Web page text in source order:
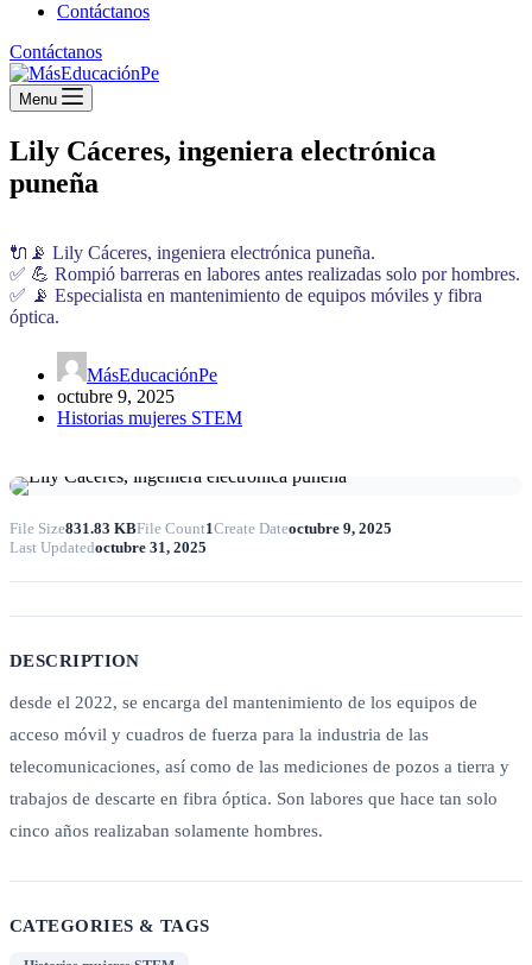
Contáctanos
Contáctanos
Menu
Lily Cáceres, ingeniera electrónica
puneña
🔌📡 Lily Cáceres, ingeniera electrónica puneña.
✅ 💪 Rompió barreras en labores antes realizadas solo por hombres.
✅ 📡 Especialista en mantenimiento de equipos móviles y fibra
óptica.
MásEducaciónPe
octubre 9, 2025
Historias mujeres STEM
File Size831.83 KBFile Count1Create Dateoctubre 9, 2025
Last Updatedoctubre 31, 2025
DESCRIPTION
desde el 2022, se encarga del mantenimiento de los equipos de
acceso móvil y cuadros de fuerza para la industria de las
telecomunicaciones, así como de las mediciones de pozos a tierra y
trabajos de descarte en fibra óptica. Son labores que hace tan solo
cinco años realizaban solamente hombres.
CATEGORIES & TAGS